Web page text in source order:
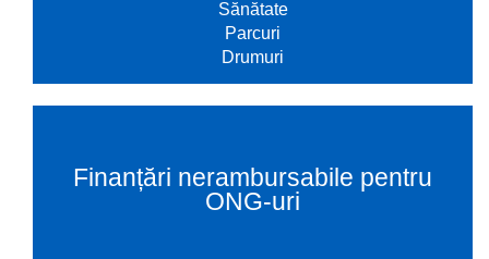
Sănătate
Parcuri
Drumuri
Finanțări nerambursabile pentru
ONG-uri